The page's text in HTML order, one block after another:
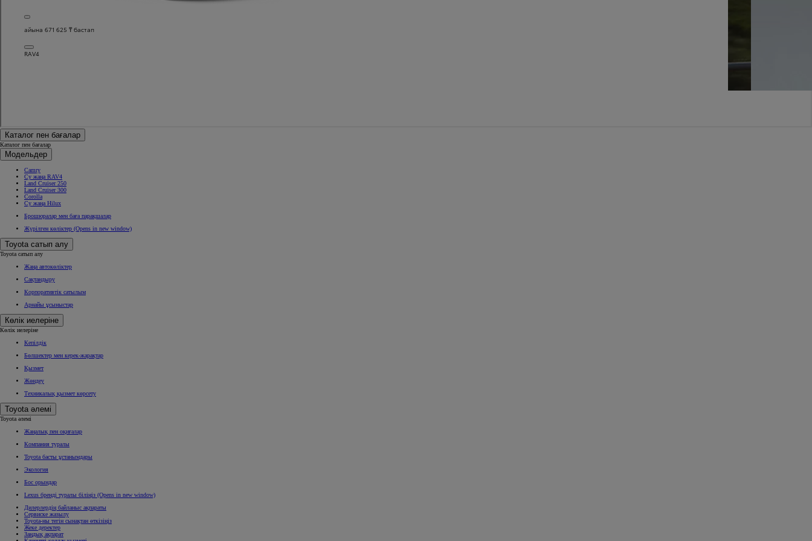
айына 671 625 ₸ бастап
RAV4
Каталог пен бағалар
Каталог пен бағалар
Модельдер
Camry
Су жаңа RAV4
Land Cruiser 250
Land Cruiser 300
Corolla
Су жаңа Hilux
Брошюралар мен баға парақшалар
Жүрілген көліктер (Opens in new window)
Toyota сатып алу
Toyota сатып алу
Жаңа автокөліктер
Сақтандыру
Корпоративтік сатылым
Арнайы ұсыныстар
Көлік иелеріне
Көлік иелеріне
Кепілдік
Бөлшектер мен керек-жарақтар
Қызмет
Жөндеу
Техникалық қызмет көрсету
Toyota әлемі
Toyota әлемі
Жаңалық пен оқиғалар
Компания туралы
Toyota басты ұстанымдары
Экология
Бос орындар
Lexus бренді туралы біліңіз (Opens in new window)
Дилерлердің байланыс ақпараты
Сервиске жазылу
Toyota-ны тегін сынақтан өткізіңіз
Жеке деректер
Заңдық ақпарат